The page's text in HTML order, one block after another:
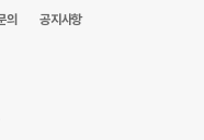
의 공지사항